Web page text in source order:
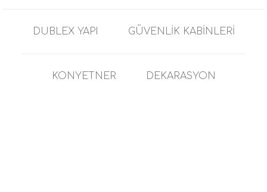
DUBLEX YAPI GÜVENLİK KABİNLERİ
KONYETNER DEKARASYON